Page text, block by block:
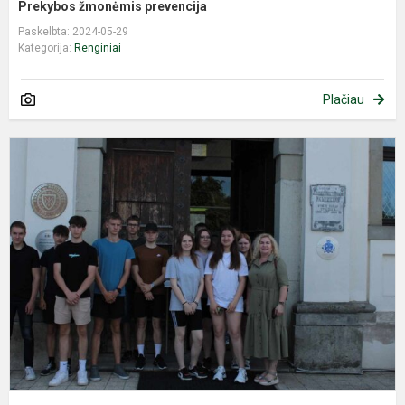
Prekybos žmonėmis prevencija
Paskelbta: 2024-05-29
Kategorija: Renginiai
Plačiau